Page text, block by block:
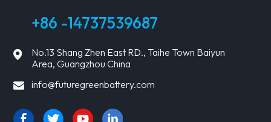
+86 -14737539687
No.13 Shang Zhen East RD., Taihe Town Baiyun
Area, Guangzhou China
info@futuregreenbattery.com